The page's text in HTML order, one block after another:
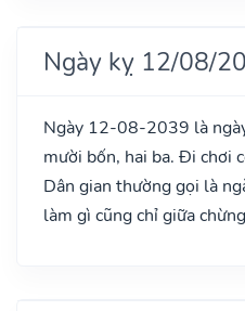
Ngày kỵ 12/08/
Ngày 12-08-2039 là
mười bốn, hai ba. Đi chơi
Dân gian thường gọi là
làm gì cũng chỉ giữa